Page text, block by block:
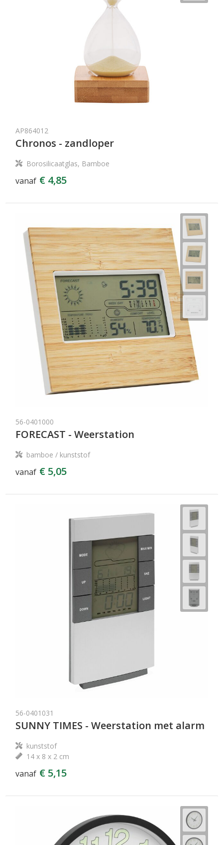
AP864012
Chronos - zandloper
Borosilicaatglas, Bamboe
vanaf € 4,85
56-0401000
FORECAST - Weerstation
bamboe / kunststof
vanaf € 5,05
56-0401031
SUNNY TIMES - Weerstation met alarm
kunststof
14 x 8 x 2 cm
vanaf € 5,15